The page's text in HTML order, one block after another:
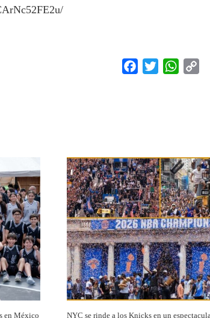
Facebook
Twitter
en México NYC se rinde a los Knicks en un